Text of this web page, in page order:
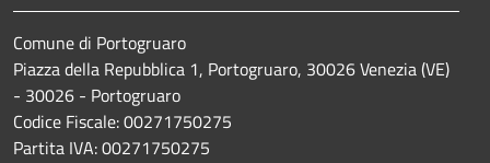
Comune di Portogruaro
Piazza della Repubblica 1, Portogruaro, 30026 Venezia (VE)
- 30026 - Portogruaro
Codice Fiscale: 00271750275
Partita IVA: 00271750275